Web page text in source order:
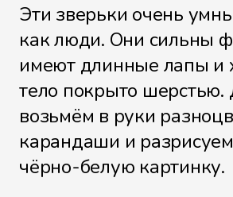
Эти зверьки очень
как люди. Они сильны
имеют длинные лапы и
тело покрыто шерстью.
возьмём в руки
карандаши и
чёрно-белую картинку.